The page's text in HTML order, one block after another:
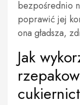
bezpośrednio
poprawić jej
ona gładsza,
Jak